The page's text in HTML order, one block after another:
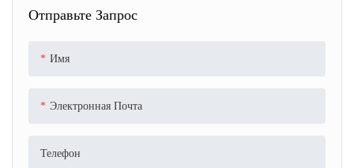
Отправьте Запрос
Имя
Электронная Почта
Телефон
Через Плечо